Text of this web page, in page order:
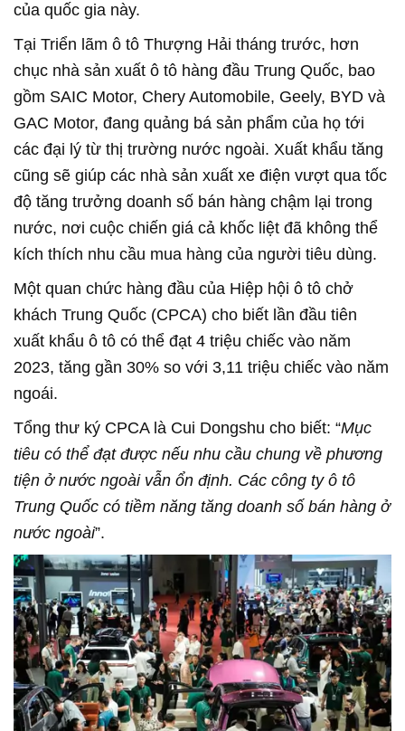
của quốc gia này.
Tại Triển lãm ô tô Thượng Hải tháng trước, hơn
chục nhà sản xuất ô tô hàng đầu Trung Quốc, bao
gồm SAIC Motor, Chery Automobile, Geely, BYD và
GAC Motor, đang quảng bá sản phẩm của họ tới
các đại lý từ thị trường nước ngoài. Xuất khẩu tăng
cũng sẽ giúp các nhà sản xuất xe điện vượt qua tốc
độ tăng trưởng doanh số bán hàng chậm lại trong
nước, nơi cuộc chiến giá cả khốc liệt đã không thể
kích thích nhu cầu mua hàng của người tiêu dùng.
Một quan chức hàng đầu của Hiệp hội ô tô chở
khách Trung Quốc (CPCA) cho biết lần đầu tiên
xuất khẩu ô tô có thể đạt 4 triệu chiếc vào năm
2023, tăng gần 30% so với 3,11 triệu chiếc vào năm
ngoái.
Tổng thư ký CPCA là Cui Dongshu cho biết: “Mục
tiêu có thể đạt được nếu nhu cầu chung về phương
tiện ở nước ngoài vẫn ổn định. Các công ty ô tô
Trung Quốc có tiềm năng tăng doanh số bán hàng ở
nước ngoài”.